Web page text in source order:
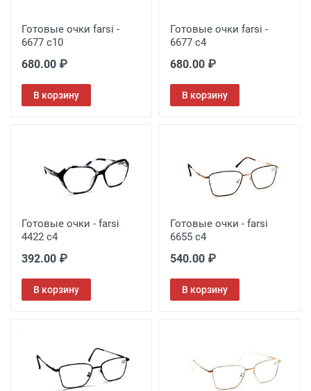
Готовые очки farsi -
6677 c10
680.00 ₽
В корзину
Готовые очки farsi -
6677 c4
680.00 ₽
В корзину
Готовые очки - farsi
4422 c4
392.00 ₽
В корзину
Готовые очки - farsi
6655 с4
540.00 ₽
В корзину